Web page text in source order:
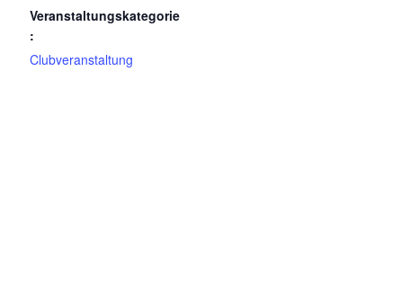
Veranstaltungskategorie
:
Clubveranstaltung